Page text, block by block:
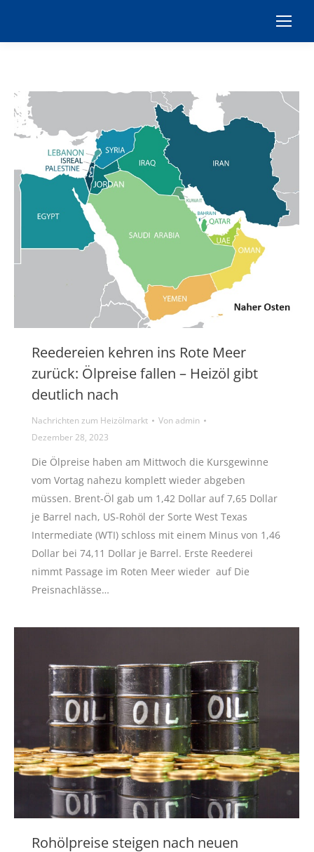
Reedereien kehren ins Rote Meer
zurück: Ölpreise fallen – Heizöl gibt
deutlich nach
Nachrichten zum Heizölmarkt Vonadmin
Dezember 28, 2023
Die Ölpreise haben am Mittwoch die Kursgewinne
vom Vortag nahezu komplett wieder abgeben
müssen. Brent-Öl gab um 1,42 Dollar auf 7,65 Dollar
je Barrel nach, US-Rohöl der Sorte West Texas
Intermediate (WTI) schloss mit einem Minus von 1,46
Dollar bei 74,11 Dollar je Barrel. Erste Reederei
nimmt Passage im Roten Meer wieder auf Die
Preisnachlässe…
Rohölpreise steigen nach neuen